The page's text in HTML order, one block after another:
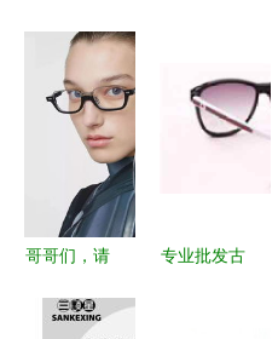
指南
主图与详情
页产品图
哥哥们，请
镜“杀”我
专业批发古